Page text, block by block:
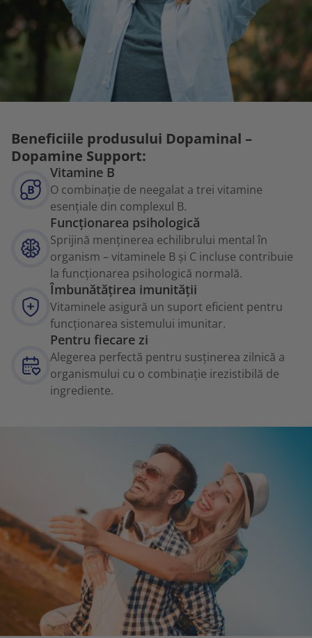
Beneficiile produsului Dopaminal –
Dopamine Support:
Vitamine B
O combinație de neegalat a trei vitamine
esențiale din complexul B.
Funcționarea psihologică
Sprijină menținerea echilibrului mental în
organism – vitaminele B și C incluse contribuie
la funcționarea psihologică normală.
Îmbunătățirea imunității
Vitaminele asigură un suport eficient pentru
funcționarea sistemului imunitar.
Pentru fiecare zi
Alegerea perfectă pentru susținerea zilnică a
organismului cu o combinație irezistibilă de
ingrediente.